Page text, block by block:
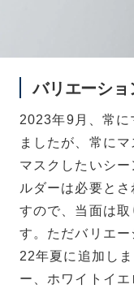
バリエーシ
2023年9月、常に
ましたが、常に
マスクしたいシ
ルダーは必要と
すので、当面は
す。ただバリエ
22年夏に追加し
ー、ホワイトイ